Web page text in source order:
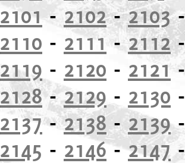
2101-2102-2103
2110 - 2111-2112
2119 - 2120 - 2121
2128-2129 - 2130
2137-2138- 2139
2145 - 2146-2147